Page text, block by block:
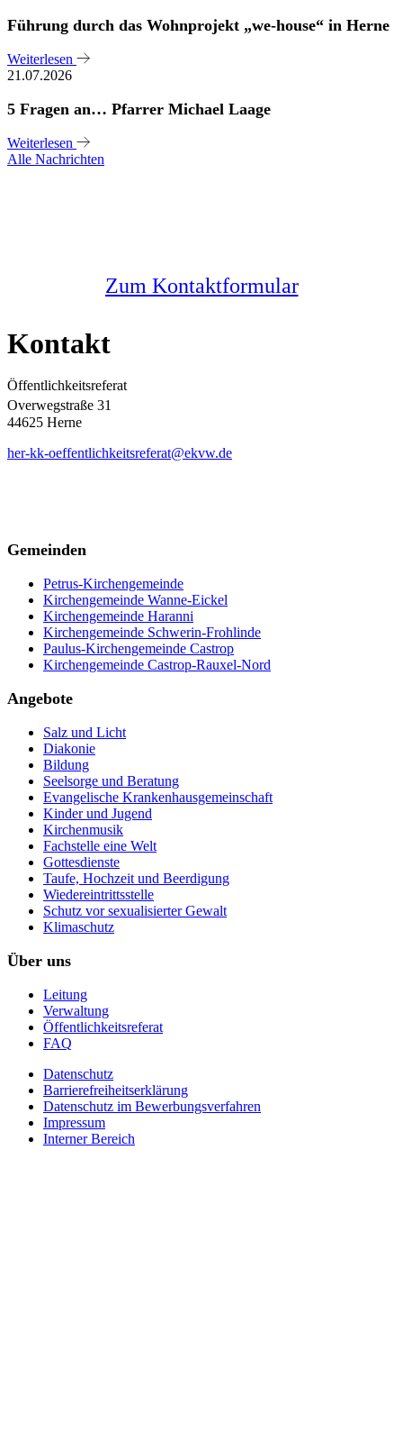
Führung durch das Wohnprojekt „we-house“ in Herne
Weiterlesen
21.07.2026
5 Fragen an… Pfarrer Michael Laage
Weiterlesen
Alle Nachrichten
Zum Kontaktformular
Kontakt
Öffentlichkeitsreferat
Overwegstraße 31
44625 Herne
her-kk-oeffentlichkeitsreferat@ekvw.de
Gemeinden
Petrus-Kirchengemeinde
Kirchengemeinde Wanne-Eickel
Kirchengemeinde Haranni
Kirchengemeinde Schwerin-Frohlinde
Paulus-Kirchengemeinde Castrop
Kirchengemeinde Castrop-Rauxel-Nord
Angebote
Salz und Licht
Diakonie
Bildung
Seelsorge und Beratung
Evangelische Krankenhausgemeinschaft
Kinder und Jugend
Kirchenmusik
Fachstelle eine Welt
Gottesdienste
Taufe, Hochzeit und Beerdigung
Wiedereintrittsstelle
Schutz vor sexualisierter Gewalt
Klimaschutz
Über uns
Leitung
Verwaltung
Öffentlichkeitsreferat
FAQ
Datenschutz
Barrierefreiheitserklärung
Datenschutz im Bewerbungsverfahren
Impressum
Interner Bereich